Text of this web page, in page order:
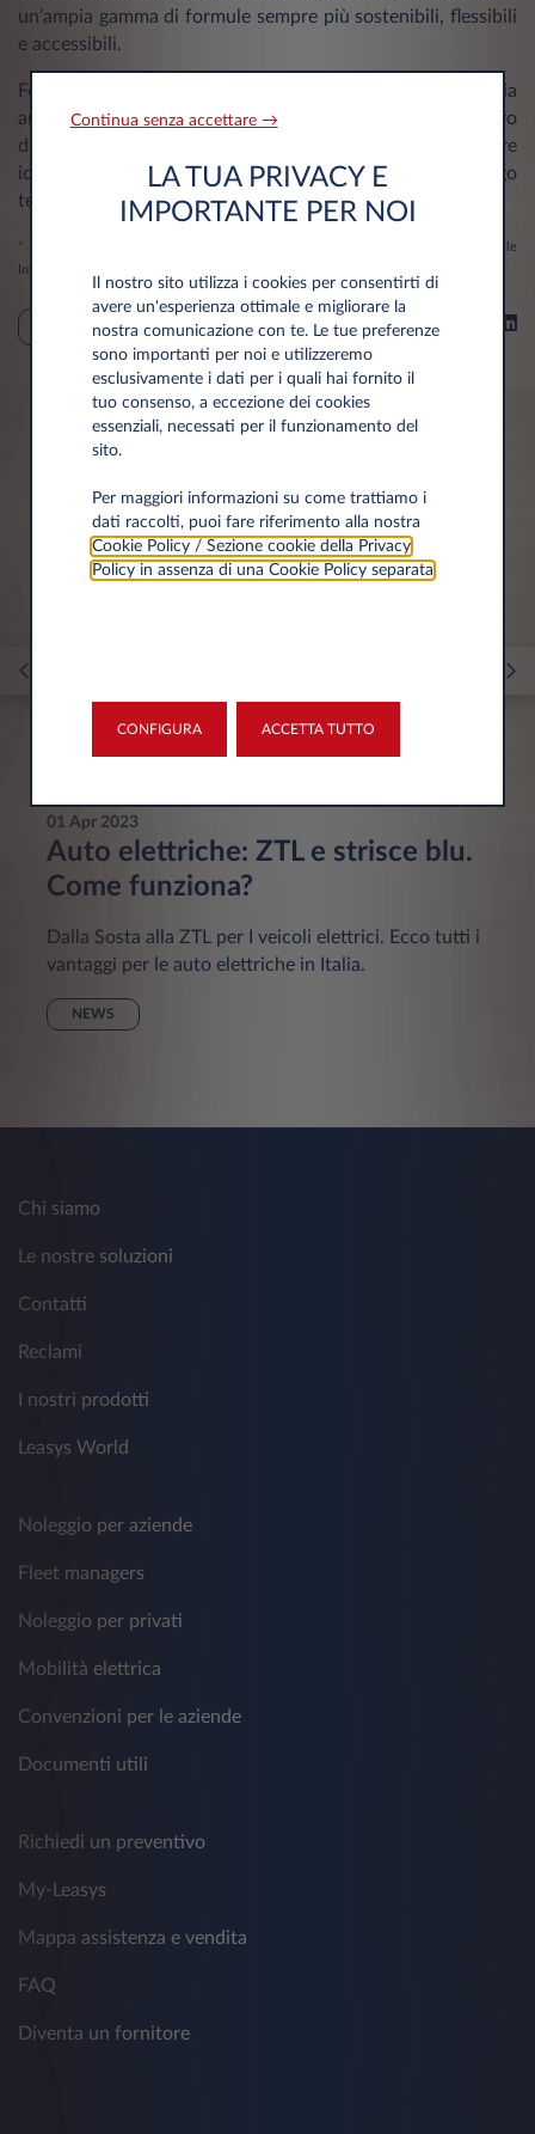
un’ampia gamma di formule sempre più sostenibili, flessibili
e accessibili.
Forte di questi risultati raggiunti nel 2023 e di una strategia
ancora più ambiziosa, Leasys guarda al 2024 con l’obiettivo
di crescere ulteriormente, ponendosi come l’interlocutore
ideale per aziende o privati che scelgono il noleggio a lungo
termine come soluzione di mobilità.
* Fonte: elaborazione Dataforce sulla base dei dati forniti dal Ministero delle
Infrastrutture e dei Trasporti.
Condividi su
01 Apr 2023
Auto elettriche: ZTL e strisce blu.
Come funziona?
Dalla Sosta alla ZTL per I veicoli elettrici. Ecco tutti i
vantaggi per le auto elettriche in Italia.
NEWS
Chi siamo
Le nostre soluzioni
Contatti
Reclami
I nostri prodotti
Leasys World
Noleggio per aziende
Fleet managers
Noleggio per privati
Mobilità elettrica
Convenzioni per le aziende
Documenti utili
Richiedi un preventivo
My-Leasys
Mappa assistenza e vendita
FAQ
Diventa un fornitore
Continua senza accettare →
LA TUA PRIVACY E
IMPORTANTE PER NOI
Il nostro sito utilizza i cookies per consentirti di
avere un'esperienza ottimale e migliorare la
nostra comunicazione con te. Le tue preferenze
sono importanti per noi e utilizzeremo
esclusivamente i dati per i quali hai fornito il
tuo consenso, a eccezione dei cookies
essenziali, necessati per il funzionamento del
sito.
Per maggiori informazioni su come trattiamo i
dati raccolti, puoi fare riferimento alla nostra
Cookie Policy / Sezione cookie della Privacy
Policy in assenza di una Cookie Policy separata.
CONFIGURA ACCETTA TUTTO